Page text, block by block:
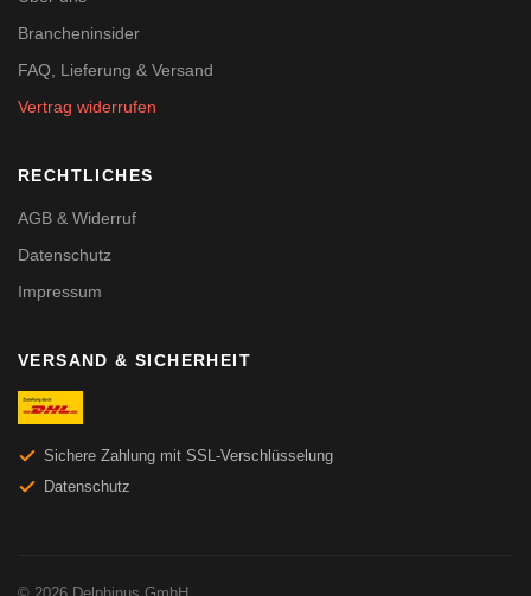
Brancheninsider
FAQ, Lieferung & Versand
Vertrag widerrufen
RECHTLICHES
AGB & Widerruf
Datenschutz
Impressum
VERSAND & SICHERHEIT
Sichere Zahlung mit SSL-Verschlüsselung
Datenschutz